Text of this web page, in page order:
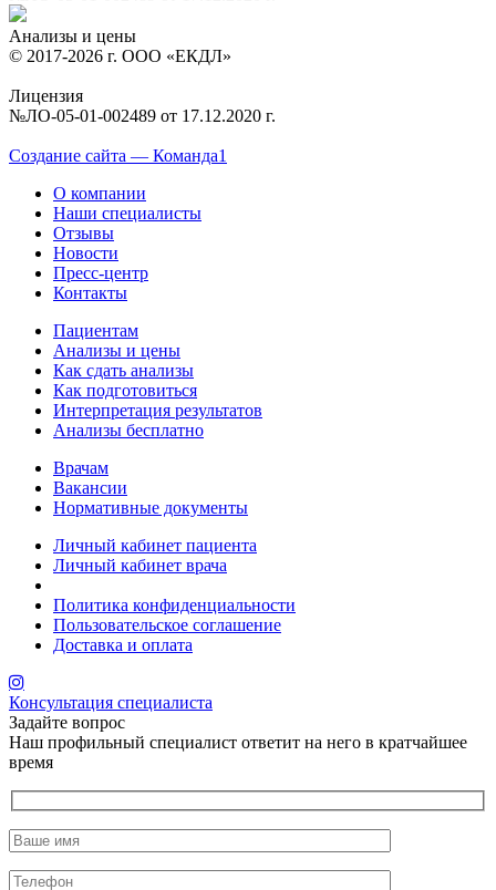
Анализы и цены
© 2017-2026 г. ООО «ЕКДЛ»
Лицензия
№ЛО-05-01-002489 от 17.12.2020 г.
Создание сайта — Команда1
О компании
Наши специалисты
Отзывы
Новости
Пресс-центр
Контакты
Пациентам
Анализы и цены
Как сдать анализы
Как подготовиться
Интерпретация результатов
Анализы бесплатно
Врачам
Вакансии
Нормативные документы
Личный кабинет пациента
Личный кабинет врача
Политика конфиденциальности
Пользовательское соглашение
Доставка и оплата
Консультация специалиста
Задайте вопрос
Наш профильный специалист ответит на него в кратчайшее
время